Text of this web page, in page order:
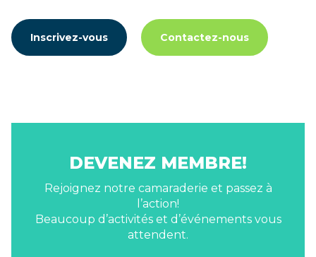
Inscrivez-vous Contactez-nous
DEVENEZ MEMBRE!
Rejoignez notre camaraderie et passez à
l’action!
Beaucoup d’activités et d’événements vous
attendent.